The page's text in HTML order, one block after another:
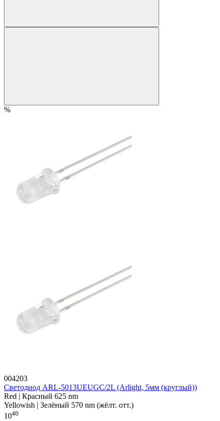
%
004203
Светодиод ARL-5013UEUGC/2L (Arlight, 5мм (круглый))
Red | Красный 625 nm
Yellowish | Зелёный 570 nm (жёлт. отт.)
1040